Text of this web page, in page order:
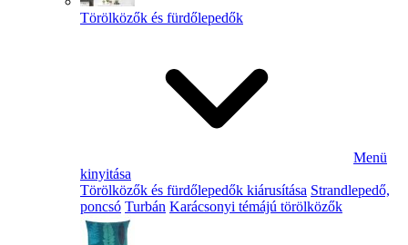
Törölközők és fürdőlepedők
Menü
kinyitása
Törölközők és fürdőlepedők kiárusítása Strandlepedő,
poncsó Turbán Karácsonyi témájú törölközők